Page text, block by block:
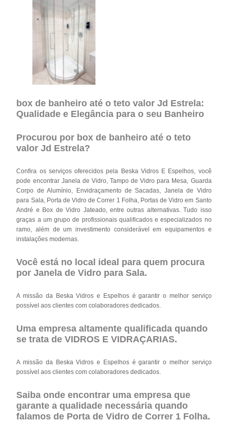
box de banheiro até o teto valor Jd Estrela:
Qualidade e Elegância para o seu Banheiro
Procurou por box de banheiro até o teto
valor Jd Estrela?
Confira os serviços oferecidos pela Beska Vidros E Espelhos, você
pode encontrar Janela de Vidro, Tampo de Vidro para Mesa, Guarda
Corpo de Alumínio, Envidraçamento de Sacadas, Janela de Vidro
para Sala, Porta de Vidro de Correr 1 Folha, Portas de Vidro em Santo
André e Box de Vidro Jateado, entre outras alternativas. Tudo isso
graças a um grupo de profissionais qualificados e especializados no
ramo, além de um investimento considerável em equipamentos e
instalações modernas.
Você está no local ideal para quem procura
porJanela de Vidro para Sala.
A missão da Beska Vidros e Espelhos é garantir o melhor serviço
possível aos clientes com colaboradores dedicados.
Uma empresa altamente qualificada quando
se trata de VIDROS E VIDRAÇARIAS.
A missão da Beska Vidros e Espelhos é garantir o melhor serviço
possível aos clientes com colaboradores dedicados.
Saiba onde encontrar uma empresa que
garante a qualidade necessária quando
falamos de Porta de Vidro de Correr 1 Folha.